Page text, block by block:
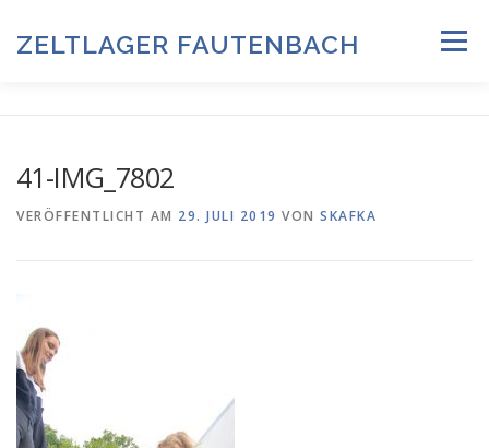
springen
ZELTLAGER FAUTENBACH Menü
HISTORIE & FOTOARCHIV
IMPRESSUM
41-IMG_7802
VERÖFFENTLICHT AM 29. JULI 2019 VON SKAFKA